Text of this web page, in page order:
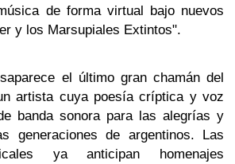
de forma virtual bajo nuevos
y los Marsupiales Extintos".
el último gran chamán del
artista cuya poesía críptica y voz
banda sonora para las alegrías y
generaciones de argentinos. Las
ya anticipan homenajes